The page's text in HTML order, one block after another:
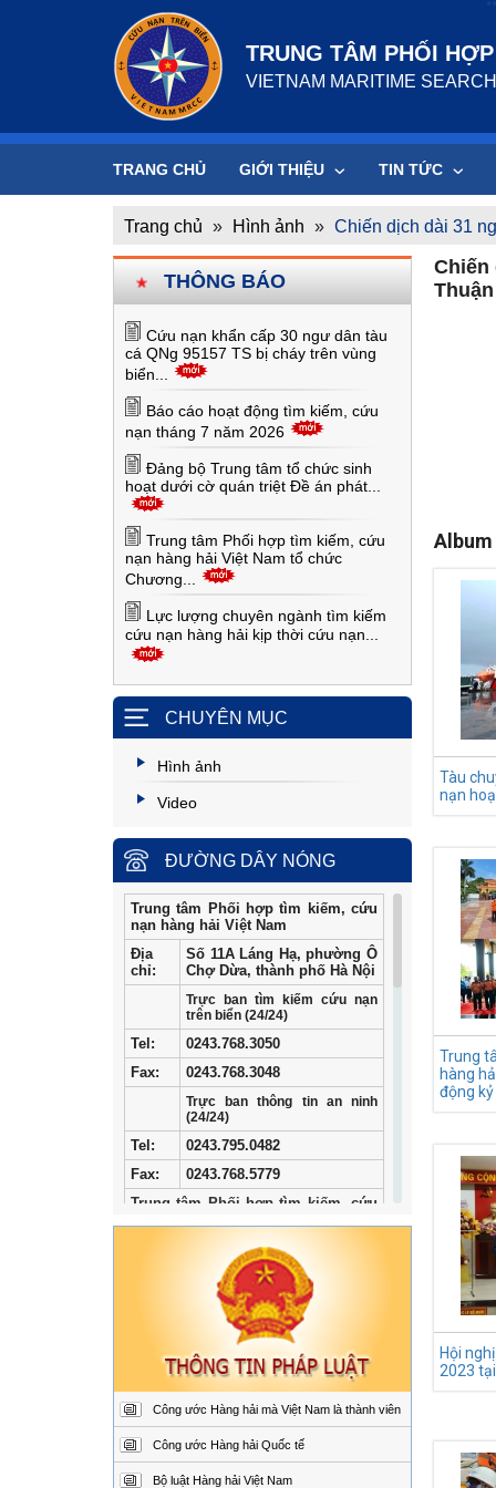
TRUNG TÂM PHỐI
VIETNAM MARITIME
TRANG CHỦ GIỚI THIỆU TIN TỨC
Trang chủ » Hình ảnh » Chiến dịch dài 31
THÔNG BÁO
Cứu nạn khẩn cấp 30 ngư dân tàu
cá QNg 95157 TS bị cháy trên vùng
biển...
Báo cáo hoạt động tìm kiếm, cứu
nạn tháng 7 năm 2026
Đảng bộ Trung tâm tổ chức sinh
hoạt dưới cờ quán triệt Đề án phát...
Trung tâm Phối hợp tìm kiếm, cứu
nạn hàng hải Việt Nam tổ chức
Chương...
Lực lượng chuyên ngành tìm kiếm
cứu nạn hàng hải kịp thời cứu nạn...
CHUYÊN MỤC
Hình ảnh
Video
ĐƯỜNG DÂY NÓNG
Trung tâm Phối hợp tìm kiếm, cứu
nạn hàng hải Việt Nam
Địa
chỉ:
Số 11A Láng Hạ, phường Ô
Chợ Dừa, thành phố Hà Nội
Trực ban tìm kiếm cứu nạn
trên biển (24/24)
Tel :
0243.768.3050
Fax:
0243.768.3048
Trực ban thông tin an ninh
(24/24)
Tel:
0243.795.0482
Fax:
0243.768.5779
Trung tâm Phối hợp tìm kiếm, cứu
34/33 Ngô Quyền, phường
Ngô Quyền, thành phố Hải
Phòng
02253.759.508 (24/24h)
02253.759.507
Trung tâm Phối hợp tìm kiếm, cứu
nạn hàng hải khu vực II
Địa
chỉ:
Đường Hoàng Sa, Phường
Sơn Trà, thành phố Đà
Nẵng
Công ước Hàng hải mà Việt Nam là thành viên
Công ước Hàng hải Quốc tế
Bộ luật Hàng hải Việt Nam
Chiến
Thuận
Tàu
nạn
Trung
hàng
động
Hội
2023